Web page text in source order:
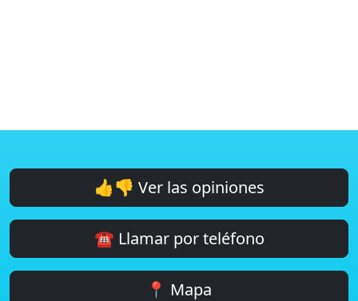
👍👎 Ver las opiniones
☎️ Llamar por teléfono
📍 Mapa